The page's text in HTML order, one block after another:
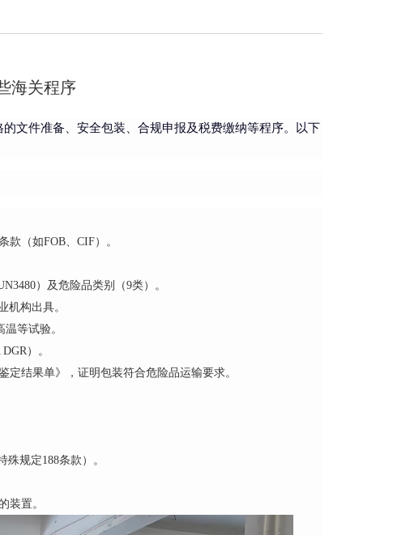
海关程序
文件准备、安全包装、合规申报及税费缴纳等程序。以下
款（如FOB、CIF）。
）及危险品类别（9类）。
机构出具。
等试验。
）。
定结果单》，证明包装符合危险品运输要求。
规定188条款）。
装置。